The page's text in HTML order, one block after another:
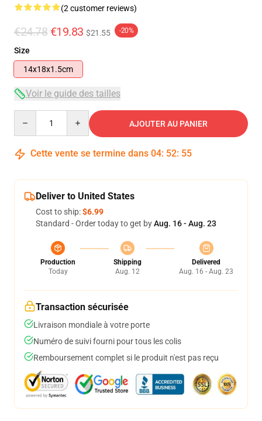
(2 customer reviews)
€24.78 €19.83 $21.55 -20%
Size
14x18x1.5cm
Voir le guide des tailles
AJOUTER AU PANIER
Cette vente se termine dans 04: 52: 54
Deliver to United States
Cost to ship:$6.99
Standard - Order today to get byAug. 16 - Aug. 23
Production
Today
Shipping
Aug. 12
Delivered
Aug. 16 - Aug. 23
Transaction sécurisée
Livraison mondiale à votre porte
Numéro de suivi fourni pour tous les colis
Remboursement complet si le produit n'est pas reçu